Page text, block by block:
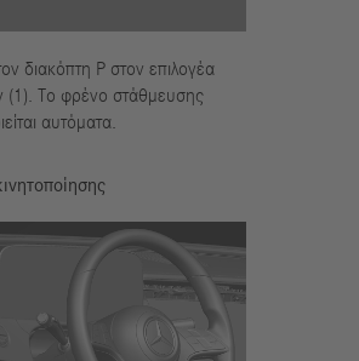
διακόπτη P στον επιλογέα
(1). Το φρένο στάθμευσης
αυτόματα.